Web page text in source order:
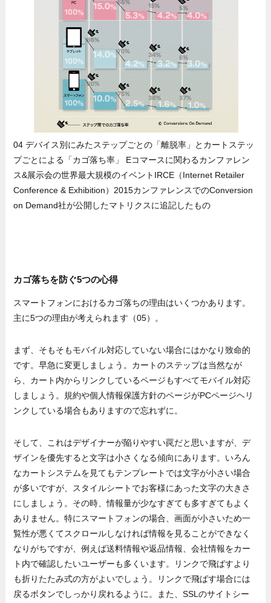
04 デバイス別にみたステップごとの「離脱率」とカートステッ
プごとによる「カゴ落ち率」 Eコマースに関わるカンファレン
ス&展示会の世界最大規模のイベントIRCE（Internet Retailer
Conference & Exhibition）2015カンファレンスでのConversion
on Demand社が公開したマトリクスに追記したもの
カゴ落ちを防ぐ5つの心得
スマートフォンにおけるカゴ落ちの理由はいくつかあります。
主に5つの理由が考えられます（05）。
まず、そもそもモバイル対応していない場合にはかなり致命的
です。早急に変更しましょう。カートのステップは当然なが
ら、カート内からリンクしているページもすべてモバイル対応
しましょう。規約や個人情報保護方針のページがPCページヘリ
ンクしている場合もありますので忘れずに。
そして、これはデザイナーが陥りやすい罠だと思いますが、デ
ザインを優先すると文字は小さくなる傾向にあります。いろん
なカートシステムを見てもテンプレートでは文字が小さい場合
が多いですが、スタイルシートでお客様にあった文字の大きさ
にしましょう。その時、情報量が少なすぎても多すぎてもよく
ありません。特にスマートフォンの場合、画面が小さいため一
覧性が悪くてスクロールしなければ情報を見ることができなく
なりがちですが、例えば送料情報や返品情報、会社情報をカー
ト内で確認したいユーザーも多くいます。リンクで飛ばすより
も折りたたみ式の方がよいでしょう。リンクで飛ばす場合には
戻るボタンでしっかり戻れるように。また、SSLのサイトシー